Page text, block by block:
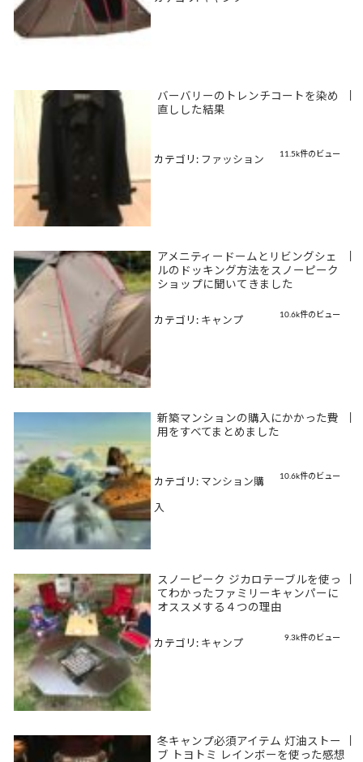
バーバリーのトレンチコートを染め
直しした結果
11.5k件のビュー
カテゴリ: ファッション
アメニティードームとリビングシェ
ルのドッキング方法をスノーピーク
ショップに聞いてきました
10.6k件のビュー
カテゴリ: キャンプ
新築マンションの購入にかかった費
用をすべてまとめました
10.6k件のビュー
カテゴリ: マンション購
入
スノーピーク ジカロテーブルを使っ
てわかったファミリーキャンパーに
オススメする４つの理由
9.3k件のビュー
カテゴリ: キャンプ
冬キャンプ必須アイテム 灯油ストー
ブ トヨトミ レインボーを使った感想